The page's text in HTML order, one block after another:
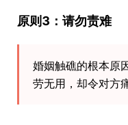
原则3：请勿责难
婚姻触礁的根本原
劳无用，却令对方